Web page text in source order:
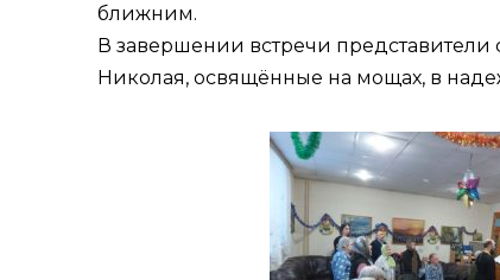
ближним.
В завершении встречи
Николая, освящённые на мощах, в